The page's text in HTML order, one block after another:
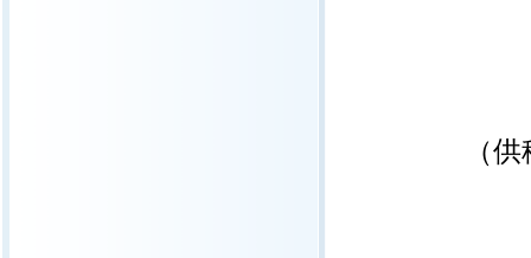
（